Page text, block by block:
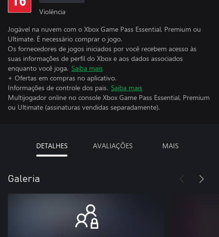
Violência
Jogável na nuvem com o Xbox Game Pass Essential, Premium ou
Ultimate. É necessário comprar o jogo.
Os fornecedores de jogos iniciados por você recebem acesso às
suas informações de perfil do Xbox e aos dados associados
enquanto você joga. Saiba mais
+ Ofertas em compras no aplicativo.
Informações de controle dos pais. Saiba mais
Multijogador online no console Xbox Game Pass Essential, Premium
ou Ultimate (assinaturas vendidas separadamente).
DETALHES AVALIAÇÕES MAIS
Galeria